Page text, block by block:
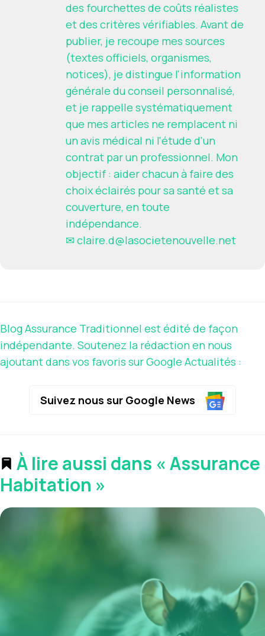
des fourchettes de coûts réalistes
et des critères vérifiables. Avant de
publier, je recoupe mes sources
(textes officiels, organismes,
notices), je distingue l'information
générale du conseil personnalisé,
et je rappelle systématiquement
que mes articles ne remplacent ni
un avis médical ni l'étude d'un
contrat par un professionnel. Mon
objectif : aider chacun à faire des
choix éclairés pour sa santé et sa
couverture, en toute
indépendance.
✉ claire.d@lasocietenouvelle.net
Blog Assurance Traditionnel est édité de façon
indépendante. Soutenez la rédaction en nous
ajoutant dans vos favoris sur Google Actualités :
Suivez nous sur Google News
À lire aussi dans « Assurance
Habitation »